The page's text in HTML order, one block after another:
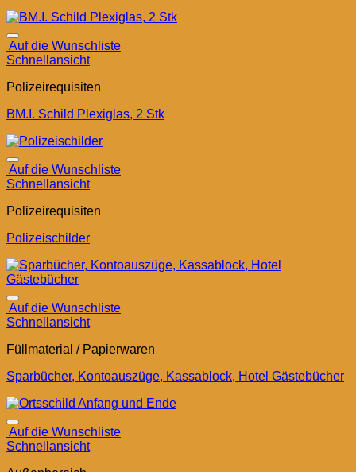
Auf die Wunschliste
Schnellansicht
Polizeirequisiten
BM.I. Schild Plexiglas, 2 Stk
Auf die Wunschliste
Schnellansicht
Polizeirequisiten
Polizeischilder
Auf die Wunschliste
Schnellansicht
Füllmaterial / Papierwaren
Sparbücher, Kontoauszüge, Kassablock, Hotel Gästebücher
Auf die Wunschliste
Schnellansicht